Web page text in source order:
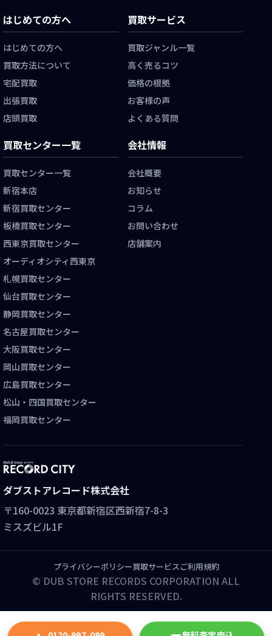
はじめての方へ
はじめての方へ
買取方法について
宅配買取
出張買取
店頭買取
買取サービス
買取ジャンル一覧
高く売るコツ
価格の根拠
お客様の声
よくある質問
買取センター一覧
買取センター一覧
新宿本店
新宿買取センター
板橋買取センター
西東京買取センター
オーディオシティ西東京
札幌買取センター
仙台買取センター
静岡買取センター
名古屋買取センター
大阪買取センター
岡山買取センター
広島買取センター
松山・四国買取センター
福岡買取センター
会社情報
会社概要
お知らせ
コラム
お問い合わせ
店舗案内
ダブストアレコード株式会社
〒160-0023 東京都新宿区西新宿7-8-3
ミスズビル1F
プライバシーポリシー買取サービスご利用規約
© DUB STORE RECORDS CORPORATION ALL
RIGHTS RESERVED.